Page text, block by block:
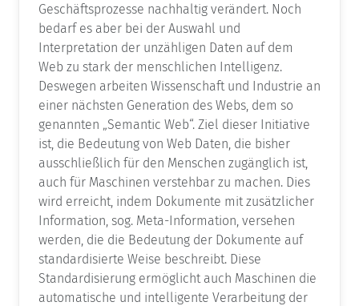
Geschäftsprozesse nachhaltig verändert. Noch
bedarf es aber bei der Auswahl und
Interpretation der unzähligen Daten auf dem
Web zu stark der menschlichen Intelligenz.
Deswegen arbeiten Wissenschaft und Industrie an
einer nächsten Generation des Webs, dem so
genannten „Semantic Web“. Ziel dieser Initiative
ist, die Bedeutung von Web Daten, die bisher
ausschließlich für den Menschen zugänglich ist,
auch für Maschinen verstehbar zu machen. Dies
wird erreicht, indem Dokumente mit zusätzlicher
Information, sog. Meta-Information, versehen
werden, die die Bedeutung der Dokumente auf
standardisierte Weise beschreibt. Diese
Standardisierung ermöglicht auch Maschinen die
automatische und intelligente Verarbeitung der